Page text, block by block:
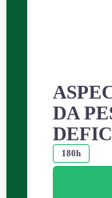
DA
180h